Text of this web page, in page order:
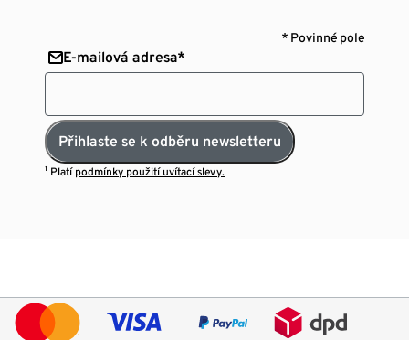
* Povinné pole
E-mailová adresa*
Přihlaste se k odběru newsletteru
¹ Platí podmínky použití uvítací slevy.